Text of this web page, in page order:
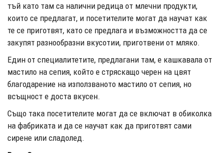
тъй като там са налични редица от млечни продукти,
които се предлагат, и посетителите могат да научат как
те се приготвят, като се предлага и възможността да се
закупят разнообразни вкусотии, приготвени от мляко.
Един от специалитетите, предлагани там, е кашкавала от
мастило на сепия, който е стряскащо черен на цвят
благодарение на използваното мастило от сепия, но
всъщност е доста вкусен.
Също така посетителите могат да се включат в обиколка
на фабриката и да се научат как да приготвят сами
сирене или сладолед.